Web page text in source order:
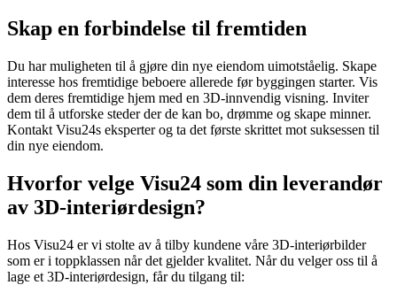
Skap en forbindelse til fremtiden
Du har muligheten til å gjøre din nye eiendom uimotståelig. Skape
interesse hos fremtidige beboere allerede før byggingen starter. Vis
dem deres fremtidige hjem med en 3D-innvendig visning. Inviter
dem til å utforske steder der de kan bo, drømme og skape minner.
Kontakt Visu24s eksperter og ta det første skrittet mot suksessen til
din nye eiendom.
Hvorfor velge Visu24 som din leverandør
av 3D-interiørdesign?
Hos Visu24 er vi stolte av å tilby kundene våre 3D-interiørbilder
som er i toppklassen når det gjelder kvalitet. Når du velger oss til å
lage et 3D-interiørdesign, får du tilgang til: